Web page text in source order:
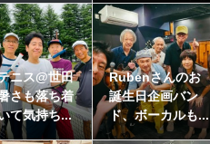
ニス@世田
さも落ち着
て気持ち...
Rubenさんのお
誕生日企画バン
ド、ボーカルも...